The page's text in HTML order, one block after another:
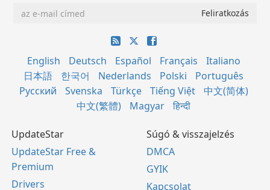
English Deutsch Español Français
Italiano
日本語
한국어 Nederlands Polski
Português
Русский
Svenska Türkçe Tiếng Việt
中文(简体)
中文(繁體)
Magyar हिन्दी
UpdateStar
UpdateStar Free &
Premium
Drivers
Súgó & visszajelzés
DMCA
GYIK
Kapcsolat